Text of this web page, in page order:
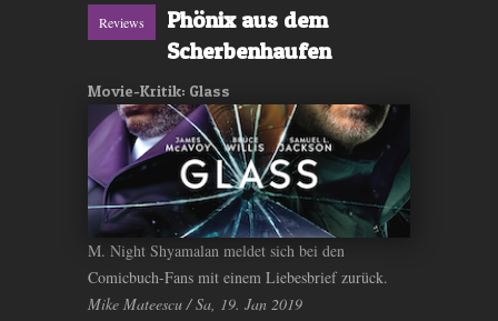
Reviews
Phönix aus dem
Scherbenhaufen
Movie-Kritik: Glass
M. Night Shyamalan meldet sich bei den
Comicbuch-Fans mit einem Liebesbrief zurück.
Mike Mateescu / Sa, 19. Jan 2019